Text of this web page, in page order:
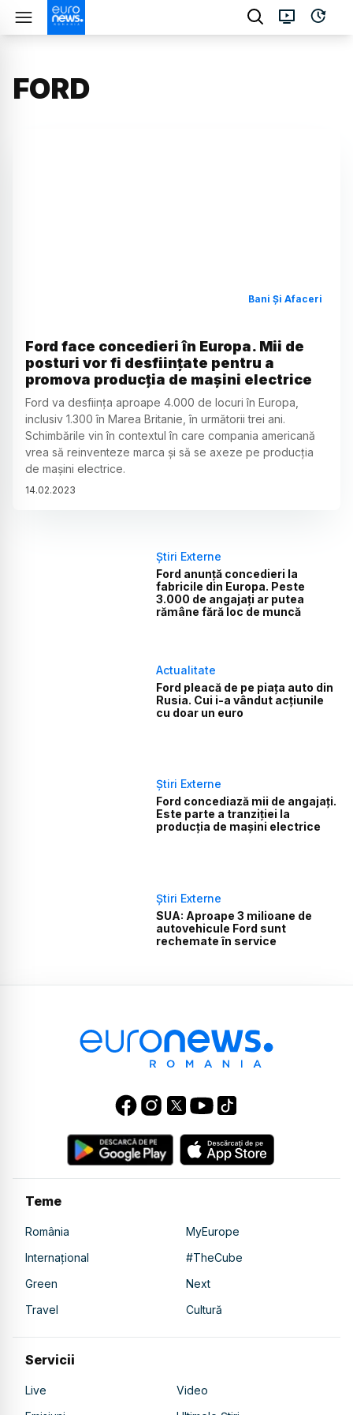
FORD
Bani Și Afaceri
Ford face concedieri în Europa. Mii de
posturi vor fi desființate pentru a
promova producția de mașini electrice
Ford va desființa aproape 4.000 de locuri în Europa,
inclusiv 1.300 în Marea Britanie, în următorii trei ani.
Schimbările vin în contextul în care compania americană
vrea să reinventeze marca și să se axeze pe producția
de mașini electrice.
14.02.2023
Știri Externe
Ford anunță concedieri la
fabricile din Europa. Peste
3.000 de angajați ar putea
rămâne fără loc de muncă
Actualitate
Ford pleacă de pe piața auto din
Rusia. Cui i-a vândut acțiunile
cu doar un euro
Știri Externe
Ford concediază mii de angajați.
Este parte a tranziției la
producția de mașini electrice
Știri Externe
SUA: Aproape 3 milioane de
autovehicule Ford sunt
rechemate în service
Teme
România
MyEurope
Internațional
#TheCube
Green
Next
Travel
Cultură
Servicii
Live
Video